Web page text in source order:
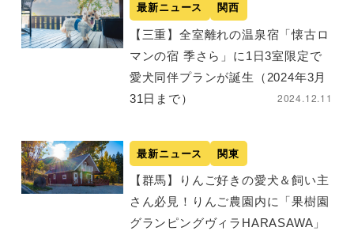
最新ニュース 関西
【三重】全室離れの温泉宿「懐古ロ
マンの宿 季さら」に1日3室限定で
愛犬同伴プランが誕生（2024年3月
31日まで）
2024.12.11
最新ニュース 関東
【群馬】りんご好きの愛犬＆飼い主
さん必見！りんご農園内に「果樹園
グランピングヴィラHARASAWA」